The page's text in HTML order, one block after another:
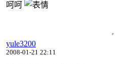
呵呵
yule3200
2008-01-21 22:11